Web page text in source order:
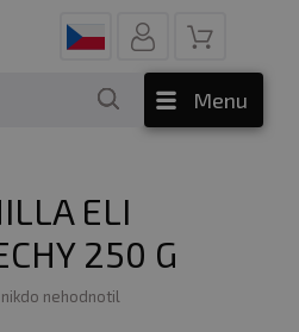
Menu
ELI
250 G
nehodnotil